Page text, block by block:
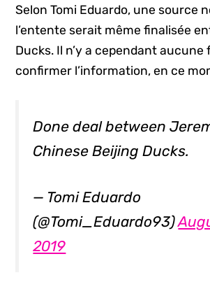
Selon Tomi Eduardo, une source
l’entente serait même finalisée
Ducks. Il n’y a cependant aucune
confirmer l’information, en ce
Done deal between
Chinese Beijing Ducks.
— Tomi Eduardo
(@Tomi_Eduardo93)
2019